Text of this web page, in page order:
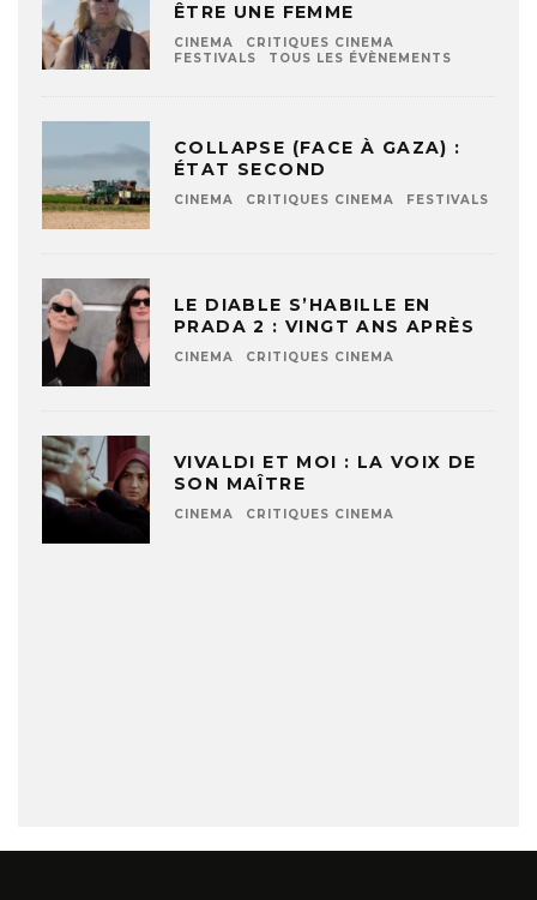
ÊTRE UNE FEMME
CINEMA
CRITIQUES CINEMA
FESTIVALS
TOUS LES ÉVÈNEMENTS
COLLAPSE (FACE À GAZA) :
ÉTAT SECOND
CINEMA CRITIQUES CINEMA FESTIVALS
LE DIABLE S’HABILLE EN
PRADA 2 : VINGT ANS APRÈS
CINEMA CRITIQUES CINEMA
VIVALDI ET MOI : LA VOIX DE
SON MAÎTRE
CINEMA CRITIQUES CINEMA